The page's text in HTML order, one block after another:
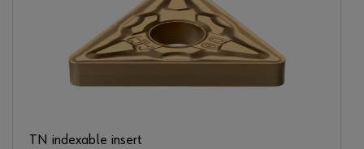
TN indexable insert